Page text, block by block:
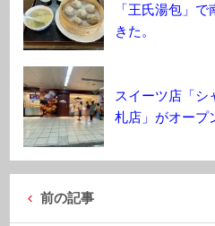
「王氏湯包」
きた。
スイーツ店「シ
札店」がオープ
前の記事